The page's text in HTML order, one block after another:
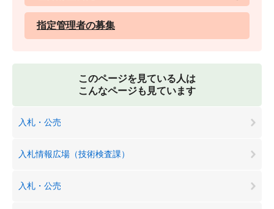
指定管理者の募集
このページを見ている人は
こんなページも見ています
入札・公売
入札情報広場（技術検査課）
入札・公売